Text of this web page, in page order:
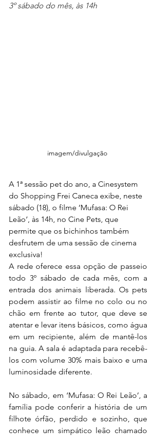
3º sábado do mês, às 14h
imagem/divulgação
A 1ª sessão pet do ano, a Cinesystem
do Shopping Frei Caneca exibe, neste
sábado (18), o filme ‘Mufasa: O Rei
Leão’, às 14h, no Cine Pets, que
permite que os bichinhos também
desfrutem de uma sessão de cinema
exclusiva!
A rede oferece essa opção de passeio
todo 3º sábado de cada mês, com a
entrada dos animais liberada. Os pets
podem assistir ao filme no colo ou no
chão em frente ao tutor, que deve se
atentar e levar itens básicos, como água
em um recipiente, além de mantê-los
na guia. A sala é adaptada para recebê-
los com volume 30% mais baixo e uma
luminosidade diferente.
No sábado, em ‘Mufasa: O Rei Leão’, a
família pode conferir a história de um
filhote órfão, perdido e sozinho, que
conhece um simpático leão chamado